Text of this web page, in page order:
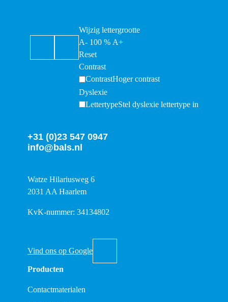
Wijzig lettergrootte
A- 100% A+
Reset
Contrast
ContrastHoger contrast
Dyslexie
LettertypeStel dyslexie lettertype in
+31 (0)23 547 0947
info@bals.nl
Watze Hilariusweg 6
2031 AA Haarlem
KvK-nummer: 34134802
Vind ons op Google
Producten
Contactmaterialen